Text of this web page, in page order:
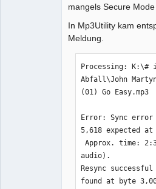
mangels Secure
In Mp3Utility kam
Meldung.
Processing: K:\#
Abfall\John
(01) Go Easy.mp3
Error: Sync error
5,618 expected
Approx. time:
audio).
Resync
found at byte